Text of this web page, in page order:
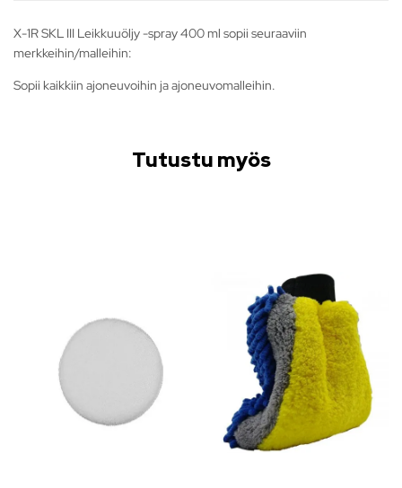
X-1R SKL III Leikkuuöljy -spray 400 ml sopii seuraaviin
merkkeihin/malleihin:
Sopii kaikkiin ajoneuvoihin ja ajoneuvomalleihin.
Tutustu myös